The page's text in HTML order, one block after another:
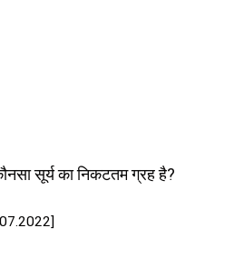
सूर्य का निकटतम ग्रह है?